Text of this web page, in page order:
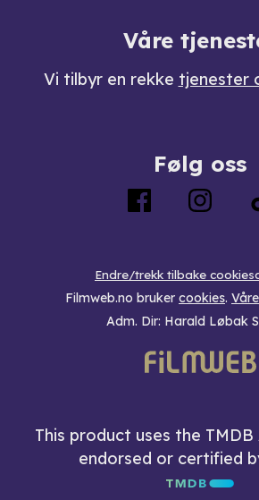
Våre
Vi tilbyr en rekke tjenester
Følg oss
Endre/trekk tilbake
Filmweb.no bruker cookies.
Adm. Dir: Harald Løbak
This product uses the
endorsed or certified